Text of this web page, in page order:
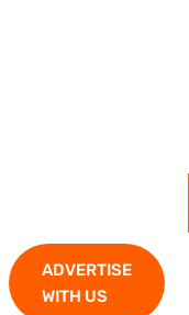
ADVERTISE
WITH US